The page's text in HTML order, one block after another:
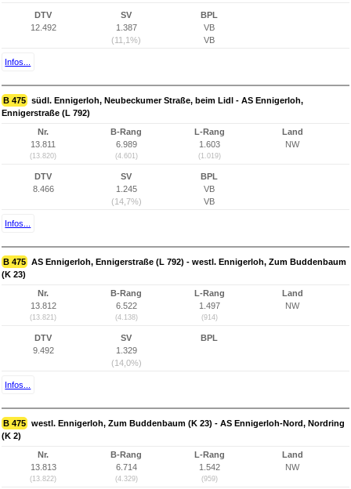
DTV
12.492
SV
1.387
(11,1%)
BPL
VB
VB
Infos...
B 475 südl. Ennigerloh, Neubeckumer Straße, beim Lidl - AS Ennigerloh,
Ennigerstraße (L 792)
Nr.
13.811
(13.820)
B-Rang
6.989
(4.601)
L-Rang
1.603
(1.019)
Land
NW
DTV
8.466
SV
1.245
(14,7%)
BPL
VB
VB
Infos...
B 475 AS Ennigerloh, Ennigerstraße (L 792) - westl. Ennigerloh, Zum Buddenbaum
(K 23)
Nr.
13.812
(13.821)
B-Rang
6.522
(4.138)
L-Rang
1.497
(914)
Land
NW
DTV
9.492
SV
1.329
(14,0%)
BPL
Infos...
B 475 westl. Ennigerloh, Zum Buddenbaum (K 23) - AS Ennigerloh-Nord, Nordring
(K 2)
Nr.
13.813
(13.822)
B-Rang
6.714
(4.329)
L-Rang
1.542
(959)
Land
NW